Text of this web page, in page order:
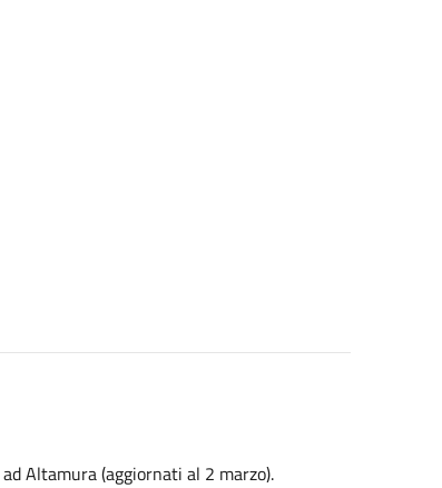
Altamura (aggiornati al 2 marzo).